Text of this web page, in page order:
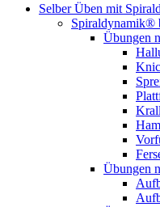
Selber Üben mit
Spiraldynamik®
Übungen
Übungen